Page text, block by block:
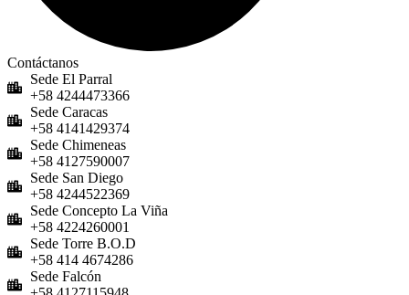
Contáctanos
Sede El Parral
+58 4244473366
Sede Caracas
+58 4141429374
Sede Chimeneas
+58 4127590007
Sede San Diego
+58 4244522369
Sede Concepto La Viña
+58 4224260001
Sede Torre B.O.D
+58 414 4674286
Sede Falcón